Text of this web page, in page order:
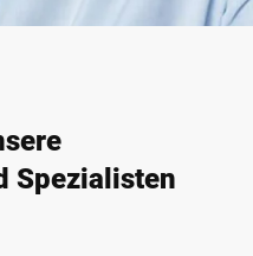
Spezialisten